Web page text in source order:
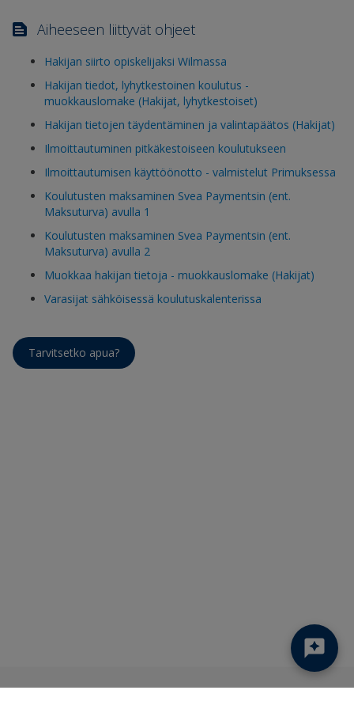
Aiheeseen liittyvät ohjeet
Hakijan siirto opiskelijaksi Wilmassa
Hakijan tiedot, lyhytkestoinen koulutus -
muokkauslomake (Hakijat, lyhytkestoiset)
Hakijan tietojen täydentäminen ja valintapäätos (Hakijat)
Ilmoittautuminen pitkäkestoiseen koulutukseen
Ilmoittautumisen käyttöönotto - valmistelut Primuksessa
Koulutusten maksaminen Svea Paymentsin (ent.
Maksuturva) avulla 1
Koulutusten maksaminen Svea Paymentsin (ent.
Maksuturva) avulla 2
Muokkaa hakijan tietoja - muokkauslomake (Hakijat)
Varasijat sähköisessä koulutuskalenterissa
Tarvitsetko apua?